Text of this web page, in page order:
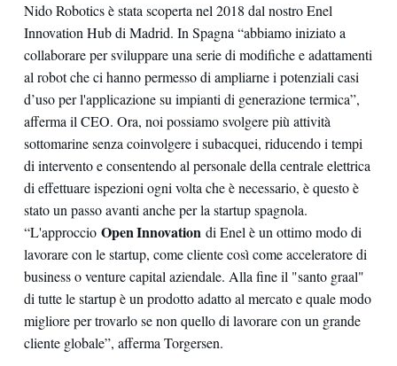
Nido Robotics è stata scoperta nel 2018 dal nostro Enel
Innovation Hub di Madrid. In Spagna “abbiamo iniziato a
collaborare per sviluppare una serie di modifiche e adattamenti
al robot che ci hanno permesso di ampliarne i potenziali casi
d’uso per l'applicazione su impianti di generazione termica”,
afferma il CEO. Ora, noi possiamo svolgere più attività
sottomarine senza coinvolgere i subacquei, riducendo i tempi
di intervento e consentendo al personale della centrale elettrica
di effettuare ispezioni ogni volta che è necessario, è questo è
stato un passo avanti anche per la startup spagnola.
“L'approccio Open Innovation di Enel è un ottimo modo di
lavorare con le startup, come cliente così come acceleratore di
business o venture capital aziendale. Alla fine il "santo graal"
di tutte le startup è un prodotto adatto al mercato e quale modo
migliore per trovarlo se non quello di lavorare con un grande
cliente globale”, afferma Torgersen.